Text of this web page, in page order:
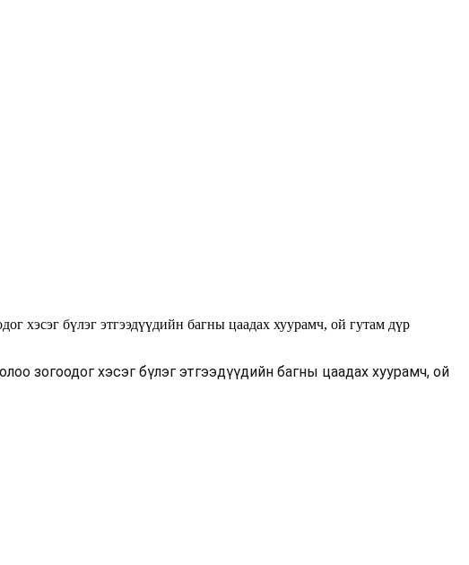
хэсэг бүлэг этгээдүүдийн багны цаадах хуурамч, ой гутам дүр
зогоодог хэсэг бүлэг этгээдүүдийн багны цаадах хуурамч, ой